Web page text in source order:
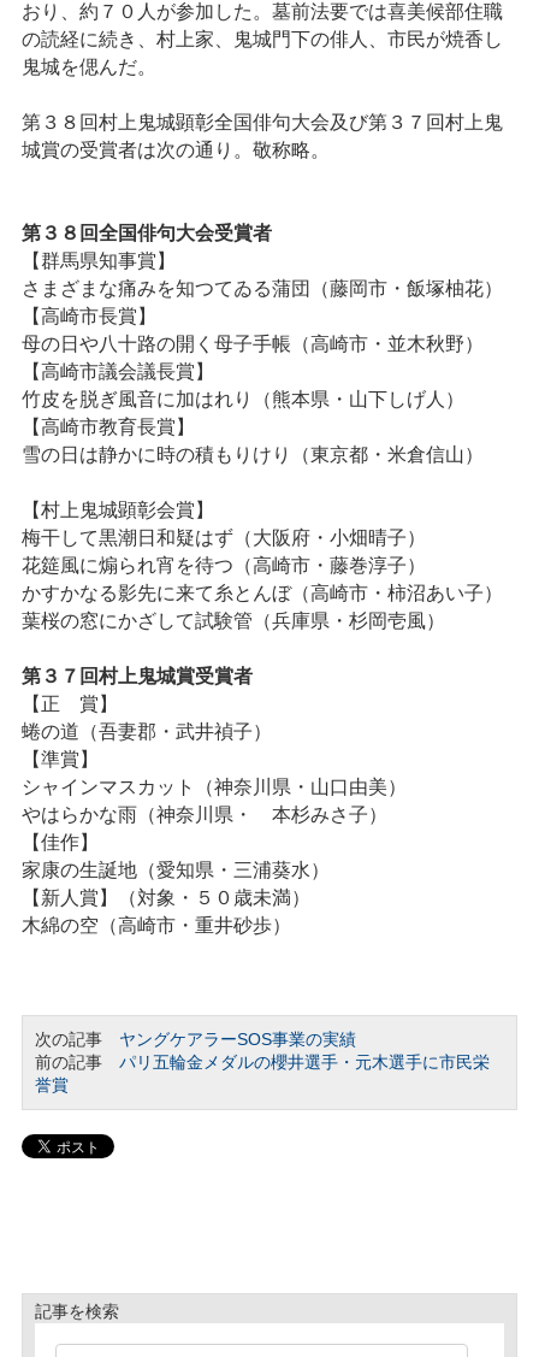
おり、約７０人が参加した。墓前法要では喜美候部住職
の読経に続き、村上家、鬼城門下の俳人、市民が焼香し
鬼城を偲んだ。
第３８回村上鬼城顕彰全国俳句大会及び第３７回村上鬼
城賞の受賞者は次の通り。敬称略。
第３８回全国俳句大会受賞者
【群馬県知事賞】
さまざまな痛みを知つてゐる蒲団（藤岡市・飯塚柚花）
【高崎市長賞】
母の日や八十路の開く母子手帳（高崎市・並木秋野）
【高崎市議会議長賞】
竹皮を脱ぎ風音に加はれり（熊本県・山下しげ人）
【高崎市教育長賞】
雪の日は静かに時の積もりけり（東京都・米倉信山）
【村上鬼城顕彰会賞】
梅干して黒潮日和疑はず（大阪府・小畑晴子）
花筵風に煽られ宵を待つ（高崎市・藤巻淳子）
かすかなる影先に来て糸とんぼ（高崎市・柿沼あい子）
葉桜の窓にかざして試験管（兵庫県・杉岡壱風）
第３７回村上鬼城賞受賞者
【正 賞】
蜷の道（吾妻郡・武井禎子）
【準賞】
シャインマスカット（神奈川県・山口由美）
やはらかな雨（神奈川県・ 本杉みさ子）
【佳作】
家康の生誕地（愛知県・三浦葵水）
【新人賞】（対象・５０歳未満）
木綿の空（高崎市・重井砂歩）
次の記事 ヤングケアラーSOS事業の実績
前の記事 パリ五輪金メダルの櫻井選手・元木選手に市民栄
誉賞
記事を検索